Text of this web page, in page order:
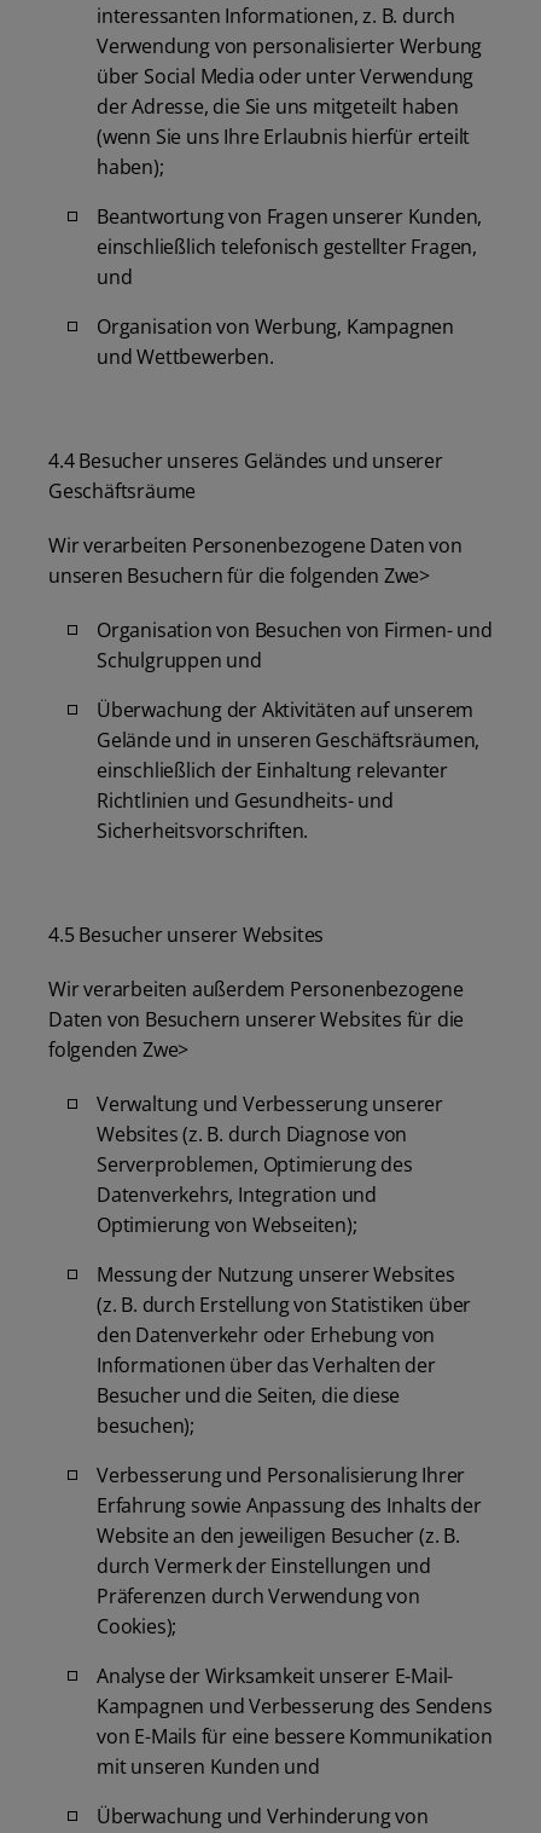
interessanten Informationen, z. B. durch
Verwendung von personalisierter Werbung
über Social Media oder unter Verwendung
der Adresse, die Sie uns mitgeteilt haben
(wenn Sie uns Ihre Erlaubnis hierfür erteilt
haben);
Beantwortung von Fragen unserer Kunden,
einschließlich telefonisch gestellter Fragen,
und
Organisation von Werbung, Kampagnen
und Wettbewerben.
4.4 Besucher unseres Geländes und unserer
Geschäftsräume
Wir verarbeiten Personenbezogene Daten von
unseren Besuchern für die folgenden Zwe>
Organisation von Besuchen von Firmen- und
Schulgruppen und
Überwachung der Aktivitäten auf unserem
Gelände und in unseren Geschäftsräumen,
einschließlich der Einhaltung relevanter
Richtlinien und Gesundheits- und
Sicherheitsvorschriften.
4.5 Besucher unserer Websites
Wir verarbeiten außerdem Personenbezogene
Daten von Besuchern unserer Websites für die
folgenden Zwe>
Verwaltung und Verbesserung unserer
Websites (z. B. durch Diagnose von
Serverproblemen, Optimierung des
Datenverkehrs, Integration und
Optimierung von Webseiten);
Messung der Nutzung unserer Websites
(z. B. durch Erstellung von Statistiken über
den Datenverkehr oder Erhebung von
Informationen über das Verhalten der
Besucher und die Seiten, die diese
besuchen);
Verbesserung und Personalisierung Ihrer
Erfahrung sowie Anpassung des Inhalts der
Website an den jeweiligen Besucher (z. B.
durch Vermerk der Einstellungen und
Präferenzen durch Verwendung von
Cookies);
Analyse der Wirksamkeit unserer E-Mail-
Kampagnen und Verbesserung des Sendens
von E-Mails für eine bessere Kommunikation
mit unseren Kunden und
Überwachung und Verhinderung von